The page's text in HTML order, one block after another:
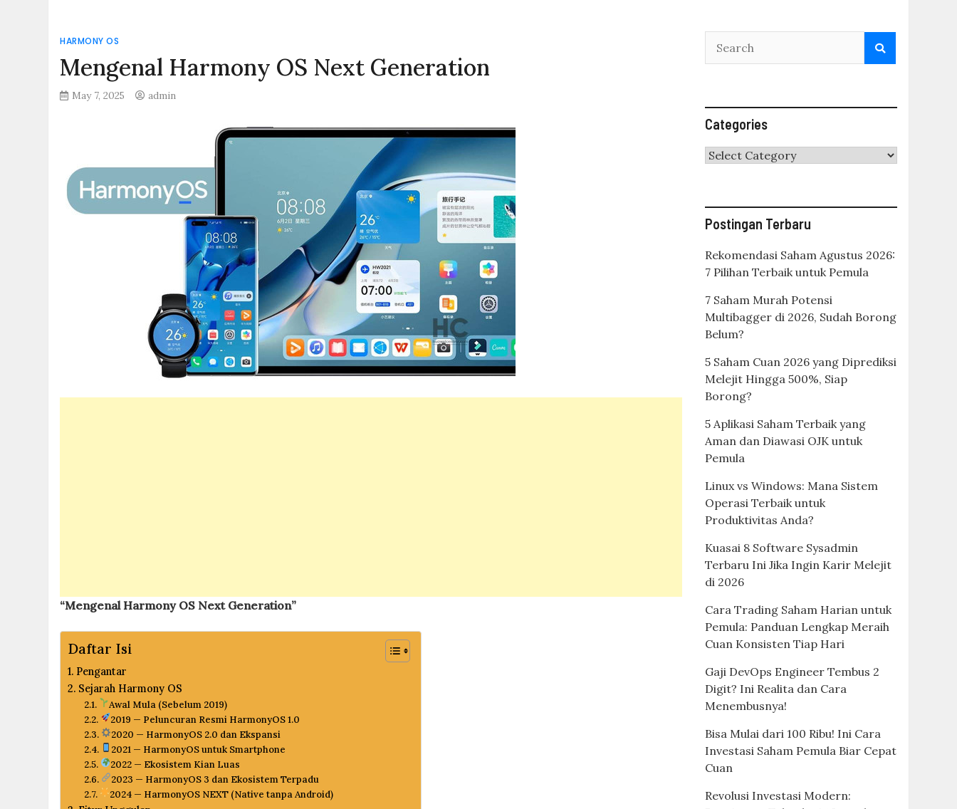
HARMONY OS
Mengenal Harmony OS Next Generation
May 7, 2025 admin
“Mengenal Harmony OS Next Generation”
Daftar Isi
Pengantar
Sejarah Harmony OS
Awal Mula (Sebelum 2019)
2019 — Peluncuran Resmi HarmonyOS 1.0
2020 — HarmonyOS 2.0 dan Ekspansi
2021 — HarmonyOS untuk Smartphone
2022 — Ekosistem Kian Luas
2023 — HarmonyOS 3 dan Ekosistem Terpadu
2024 — HarmonyOS NEXT (Native tanpa Android)
Categories
Categories
Postingan Terbaru
Rekomendasi Saham Agustus 2026:
7 Pilihan Terbaik untuk Pemula
7 Saham Murah Potensi
Multibagger di 2026, Sudah Borong
Belum?
5 Saham Cuan 2026 yang Diprediksi
Melejit Hingga 500%, Siap
Borong?
5 Aplikasi Saham Terbaik yang
Aman dan Diawasi OJK untuk
Pemula
Linux vs Windows: Mana Sistem
Operasi Terbaik untuk
Produktivitas Anda?
Kuasai 8 Software Sysadmin
Terbaru Ini Jika Ingin Karir Melejit
di 2026
Cara Trading Saham Harian untuk
Pemula: Panduan Lengkap Meraih
Cuan Konsisten Tiap Hari
Gaji DevOps Engineer Tembus 2
Digit? Ini Realita dan Cara
Menembusnya!
Bisa Mulai dari 100 Ribu! Ini Cara
Investasi Saham Pemula Biar Cepat
Cuan
Revolusi Investasi Modern: